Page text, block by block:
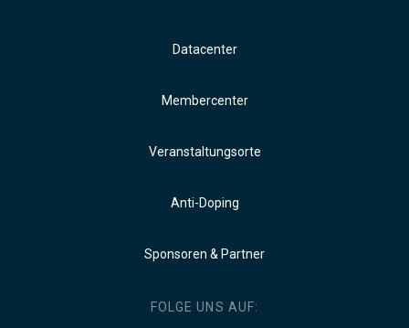
Datacenter
Membercenter
Veranstaltungsorte
Anti-Doping
Sponsoren & Partner
FOLGE UNS AUF: